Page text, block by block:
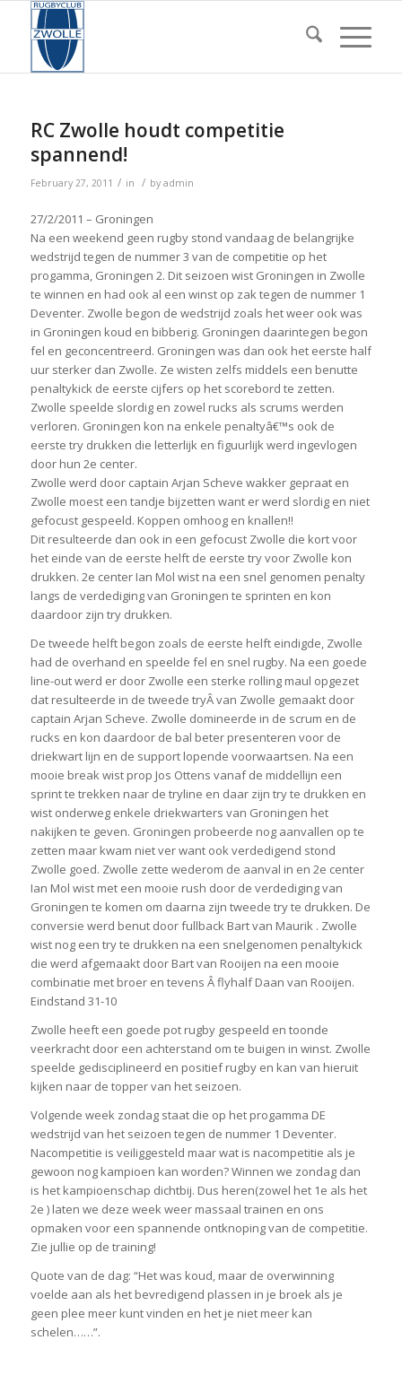
RC Zwolle houdt competitie
spannend!
February 27, 2011 / in / by admin
27/2/2011 – Groningen
Na een weekend geen rugby stond vandaag de belangrijke
wedstrijd tegen de nummer 3 van de competitie op het
progamma, Groningen 2. Dit seizoen wist Groningen in Zwolle
te winnen en had ook al een winst op zak tegen de nummer 1
Deventer. Zwolle begon de wedstrijd zoals het weer ook was
in Groningen koud en bibberig. Groningen daarintegen begon
fel en geconcentreerd. Groningen was dan ook het eerste half
uur sterker dan Zwolle. Ze wisten zelfs middels een benutte
penaltykick de eerste cijfers op het scorebord te zetten.
Zwolle speelde slordig en zowel rucks als scrums werden
verloren. Groningen kon na enkele penaltyâ€™s ook de
eerste try drukken die letterlijk en figuurlijk werd ingevlogen
door hun 2e center.
Zwolle werd door captain Arjan Scheve wakker gepraat en
Zwolle moest een tandje bijzetten want er werd slordig en niet
gefocust gespeeld. Koppen omhoog en knallen!!
Dit resulteerde dan ook in een gefocust Zwolle die kort voor
het einde van de eerste helft de eerste try voor Zwolle kon
drukken. 2e center Ian Mol wist na een snel genomen penalty
langs de verdediging van Groningen te sprinten en kon
daardoor zijn try drukken.
De tweede helft begon zoals de eerste helft eindigde, Zwolle
had de overhand en speelde fel en snel rugby. Na een goede
line-out werd er door Zwolle een sterke rolling maul opgezet
dat resulteerde in de tweede tryÂ van Zwolle gemaakt door
captain Arjan Scheve. Zwolle domineerde in de scrum en de
rucks en kon daardoor de bal beter presenteren voor de
driekwart lijn en de support lopende voorwaartsen. Na een
mooie break wist prop Jos Ottens vanaf de middellijn een
sprint te trekken naar de tryline en daar zijn try te drukken en
wist onderweg enkele driekwarters van Groningen het
nakijken te geven. Groningen probeerde nog aanvallen op te
zetten maar kwam niet ver want ook verdedigend stond
Zwolle goed. Zwolle zette wederom de aanval in en 2e center
Ian Mol wist met een mooie rush door de verdediging van
Groningen te komen om daarna zijn tweede try te drukken. De
conversie werd benut door fullback Bart van Maurik . Zwolle
wist nog een try te drukken na een snelgenomen penaltykick
die werd afgemaakt door Bart van Rooijen na een mooie
combinatie met broer en tevens Â flyhalf Daan van Rooijen.
Eindstand 31-10
Zwolle heeft een goede pot rugby gespeeld en toonde
veerkracht door een achterstand om te buigen in winst. Zwolle
speelde gedisciplineerd en positief rugby en kan van hieruit
kijken naar de topper van het seizoen.
Volgende week zondag staat die op het progamma DE
wedstrijd van het seizoen tegen de nummer 1 Deventer.
Nacompetitie is veiliggesteld maar wat is nacompetitie als je
gewoon nog kampioen kan worden? Winnen we zondag dan
is het kampioenschap dichtbij. Dus heren(zowel het 1e als het
2e ) laten we deze week weer massaal trainen en ons
opmaken voor een spannende ontknoping van de competitie.
Zie jullie op de training!
Quote van de dag: “Het was koud, maar de overwinning
voelde aan als het bevredigend plassen in je broek als je
geen plee meer kunt vinden en het je niet meer kan
schelen……”.